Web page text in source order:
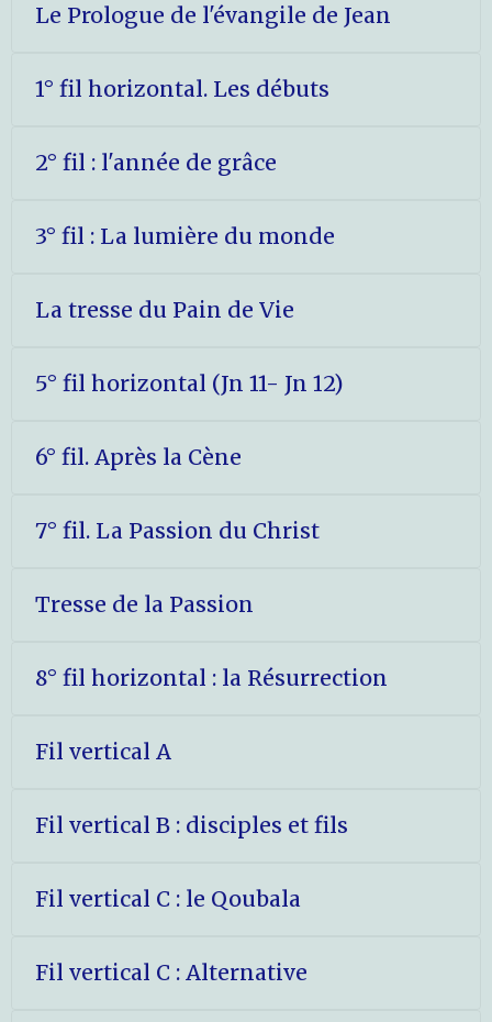
Le Prologue de l'évangile de Jean
1° fil horizontal. Les débuts
2° fil : l'année de grâce
3° fil : La lumière du monde
La tresse du Pain de Vie
5° fil horizontal (Jn 11- Jn 12)
6° fil. Après la Cène
7° fil. La Passion du Christ
Tresse de la Passion
8° fil horizontal : la Résurrection
Fil vertical A
Fil vertical B : disciples et fils
Fil vertical C : le Qoubala
Fil vertical C : Alternative